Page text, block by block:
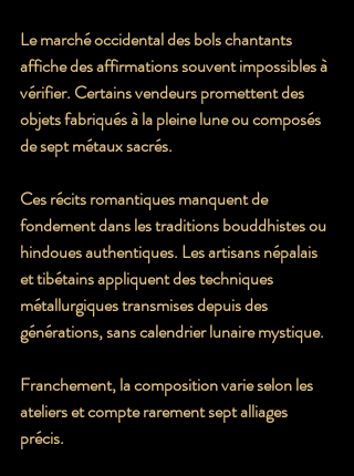
Le marché occidental des bols chantants
affiche des affirmations souvent impossibles à
vérifier. Certains vendeurs promettent des
objets fabriqués à la pleine lune ou composés
de sept métaux sacrés.
Ces récits romantiques manquent de
fondement dans les traditions bouddhistes ou
hindoues authentiques. Les artisans népalais
et tibétains appliquent des techniques
métallurgiques transmises depuis des
générations, sans calendrier lunaire mystique.
Franchement, la composition varie selon les
ateliers et compte rarement sept alliages
précis.